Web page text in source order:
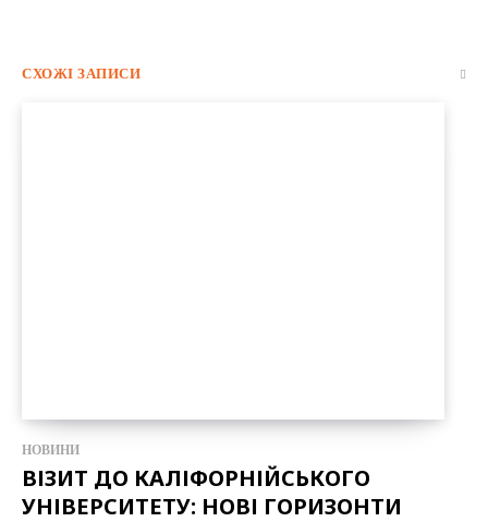
СХОЖІ ЗАПИСИ
НОВИНИ
ВІЗИТ ДО КАЛІФОРНІЙСЬКОГО
УНІВЕРСИТЕТУ: НОВІ ГОРИЗОНТИ